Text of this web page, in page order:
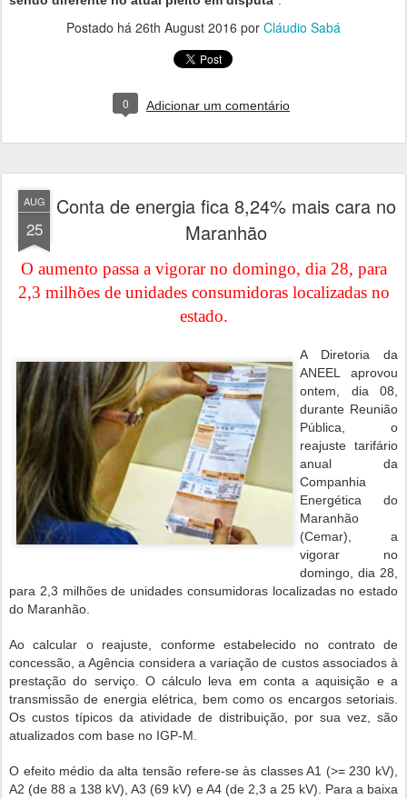
Postado há 26th August 2016 por Cláudio Sabá
0 Adicionar um comentário
AUG
25
Conta de energia fica 8,24% mais cara no
Maranhão
O aumento passa a vigorar no domingo, dia 28, para
2,3 milhões de unidades consumidoras localizadas no
estado.
A Diretoria da
ANEEL aprovou
ontem, dia 08,
durante Reunião
Pública, o
reajuste tarifário
anual da
Companhia
Energética do
Maranhão
(Cemar), a
vigorar no
domingo, dia 28,
para 2,3 milhões de unidades consumidoras localizadas no estado
do Maranhão.
Ao calcular o reajuste, conforme estabelecido no contrato de
concessão, a Agência considera a variação de custos associados à
prestação do serviço. O cálculo leva em conta a aquisição e a
transmissão de energia elétrica, bem como os encargos setoriais.
Os custos típicos da atividade de distribuição, por sua vez, são
atualizados com base no IGP‐M.
O efeito médio da alta tensão refere‐se às classes A1 (>= 230 kV),
A2 (de 88 a 138 kV), A3 (69 kV) e A4 (de 2,3 a 25 kV). Para a baixa